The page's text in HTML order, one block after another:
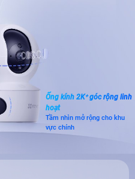
Ống kính 2K⁺ góc rộng linh
hoạt
Tầm nhìn mở rộng cho khu
vực chính